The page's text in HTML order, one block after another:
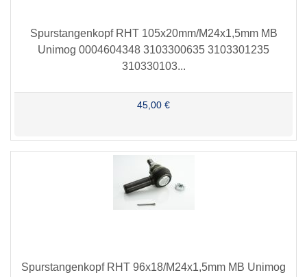
Spurstangenkopf RHT 105x20mm/M24x1,5mm MB
Unimog 0004604348 3103300635 3103301235
310330103...
45,00 €
Spurstangenkopf RHT 96x18/M24x1,5mm MB Unimog